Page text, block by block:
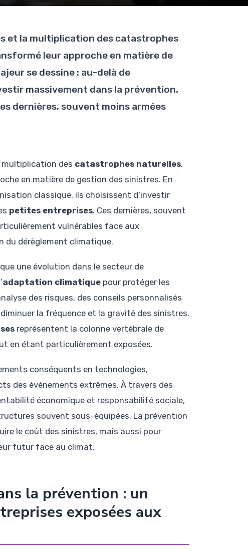
et la multiplication des catastrophes
leur approche en matière de
se dessine : au-delà de
massivement dans la prévention,
dernières, souvent moins armées
multiplication des catastrophes naturelles,
en matière de gestion des sinistres. En
classique, ils choisissent d’investir
petites entreprises. Ces dernières, souvent
vulnérables face aux
du dérèglement climatique.
une évolution dans le secteur de
adaptation climatique pour protéger les
des risques, des conseils personnalisés
la fréquence et la gravité des sinistres.
représentent la colonne vertébrale de
en étant particulièrement exposées.
conséquents en technologies,
des événements extrêmes. À travers des
économique et responsabilité sociale,
souvent sous-équipées. La prévention
le coût des sinistres, mais aussi pour
futur face au climat.
la prévention : un
exposées aux